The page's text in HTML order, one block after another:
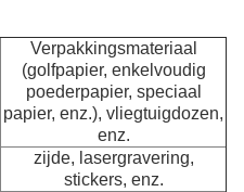
Verpakkingsmateriaal
(golfpapier, enkelvoudig
poederpapier, speciaal
papier, enz.), vliegtuigdozen,
enz.
zijde, lasergravering,
stickers, enz.